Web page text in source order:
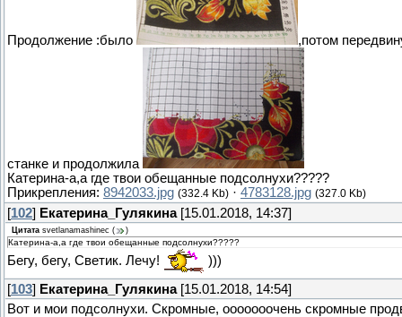
Продолжение :было ,потом
станке и продолжила
Катерина-а,а где твои обещанные подсолнухи?????
Прикрепления: 8942033.jpg (332.4 Kb) · 4783128.jpg (327.0 Kb)
[102] Екатерина_Гулякина[15.01.2018, 14:37]
Цитата svetlanamashinec ( )
Катерина-а,а где твои обещанные подсолнухи?????
Бегу, бегу, Светик. Лечу!
)))
[103] Екатерина_Гулякина[15.01.2018, 14:54]
Вот и мои подсолнухи. Скромные, ооооооочень скромные